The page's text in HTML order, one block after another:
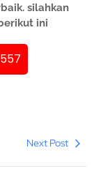
silahkan
ini
Next Post